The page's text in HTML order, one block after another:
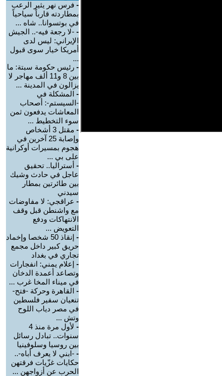
- فرس نهر يثير الرعب
بمطاردته قارباً سياحياً
في بوتسوانا.. شاه ...
- -لا رجعة فيه-.. الجيش
الإيراني: ليس لدى
أمريكا خيار سوى قبول
...
- رئيس حكومة سبتة: ما
بين 8 و11 ألف مهاجر لا
يزالون في المدينة ...
- المشكلة في
-السيستم-: أصحاب
المعاشات يدفعون ثمن
سوء التخطيط ...
-
مقتل 3 أشخاص
وإصابة 25 آخرين في
هجوم بمسيرات أوكرانية
على بي ...
- أستراليا.. تحقيق
عاجل في حادث وشيك
بين طائرتين بمطار
سيدني
- عراقجي: لا مفاوضات
مع واشنطن قبل وقف
الانتهاكات ودفع
التعويض ...
-
إنقاذ 50 شخصا وإخماد
حريق كبير داخل مجمع
تجاري في بغداد
- إعلام يمني: انفجارات
وتصاعد أعمدة الدخان
في ميناء المخا غرب ...
- القاهرة وحركة -فتح-
تنعيان سفير فلسطين
في مصر دياب اللوح
وتش ...
-
لأول مرة منذ 4
سنوات.. تبادل رسائل
بين روسيا وسلوفينيا
- -ابني لا يعرف أباه-..
حكايات غزّيات فرقتهن
الحرب عن أزواجهن ...